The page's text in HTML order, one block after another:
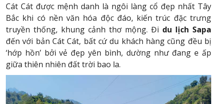
Cát Cát được mệnh danh là ngôi làng cổ đẹp nhất Tây
Bắc khi có nền văn hóa độc đáo, kiến trúc đặc trưng
truyền thống, khung cảnh thơ mộng. Đi du lịch Sapa
đến với bản Cát Cát, bất cứ du khách hàng cũng đều bị
‘hớp hồn’ bởi vẻ đẹp yên bình, dường như đang e ấp
giữa thiên nhiên đất trời bao la.